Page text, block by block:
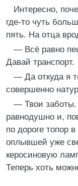
Интересно,
где-то чуть
пять. На отца
— Всё равно
Давай транспорт.
— Да откуда я
совершенно
— Твои
равнодушно и,
по дороге топор
оплывшей уже
керосиновую
Теперь хоть